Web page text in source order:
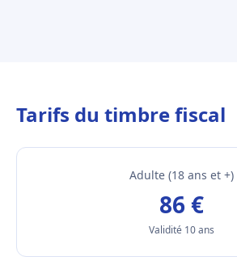
Tarifs du timbre fiscal
Adulte (18 ans et +)
86 €
Validité 10 ans